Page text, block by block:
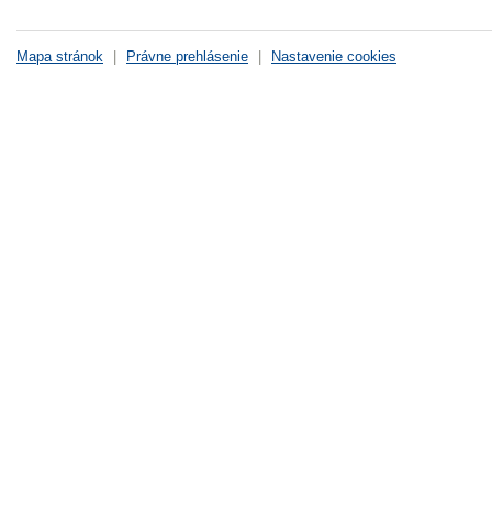
Mapa stránok | Právne prehlásenie | Nastavenie cookies